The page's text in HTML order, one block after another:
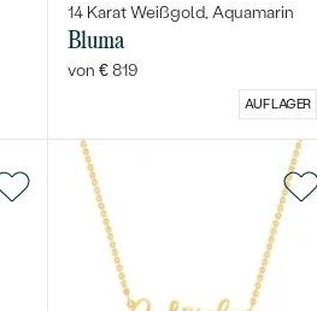
14 Karat Weißgold, Aquamarin
Bluma
von € 819
AUF LAGER